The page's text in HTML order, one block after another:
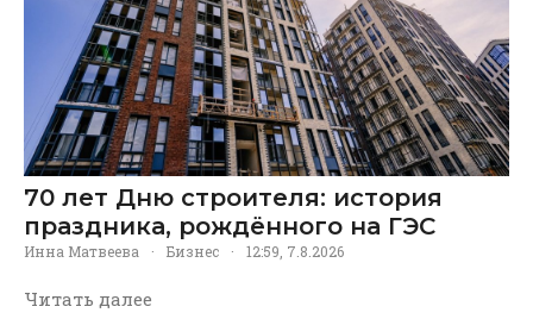
70 лет Дню строителя: история
праздника, рождённого на ГЭС
Инна Матвеева · Бизнес · 12:59, 7.8.2026
Читать далее